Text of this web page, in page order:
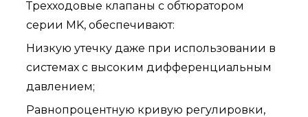
Трехходовые клапаны с обтюратором
серии MK, обеспечивают:
Низкую утечку даже при использовании в
системах с высоким дифференциальным
давлением;
Равнопроцентную кривую регулировки,